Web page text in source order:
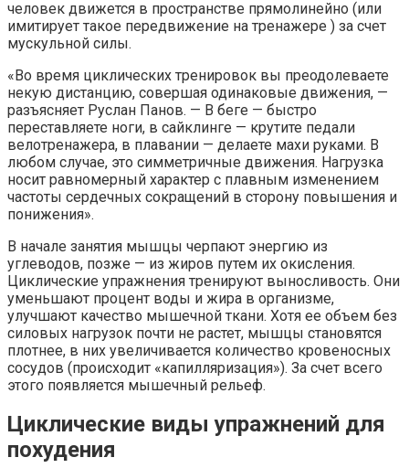
человек движется в пространстве прямолинейно (или
имитирует такое передвижение на тренажере ) за счет
мускульной силы.
«Во время циклических тренировок вы преодолеваете
некую дистанцию, совершая одинаковые движения, —
разъясняет Руслан Панов. — В беге — быстро
переставляете ноги, в сайклинге — крутите педали
велотренажера, в плавании — делаете махи руками. В
любом случае, это симметричные движения. Нагрузка
носит равномерный характер с плавным изменением
частоты сердечных сокращений в сторону повышения и
понижения».
В начале занятия мышцы черпают энергию из
углеводов, позже — из жиров путем их окисления.
Циклические упражнения тренируют выносливость. Они
уменьшают процент воды и жира в организме,
улучшают качество мышечной ткани. Хотя ее объем без
силовых нагрузок почти не растет, мышцы становятся
плотнее, в них увеличивается количество кровеносных
сосудов (происходит «капилляризация»). За счет всего
этого появляется мышечный рельеф.
Циклические виды упражнений для
похудения